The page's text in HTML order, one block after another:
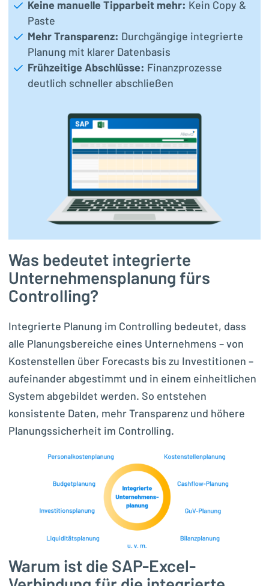
Keine manuelle Tipparbeit mehr: Kein Copy &
Paste
Mehr Transparenz: Durchgängige integrierte
Planung mit klarer Datenbasis
Frühzeitige Abschlüsse: Finanzprozesse
deutlich schneller abschließen
Was bedeutet integrierte
Unternehmensplanung fürs
Controlling?
Integrierte Planung im Controlling bedeutet, dass
alle Planungsbereiche eines Unternehmens – von
Kostenstellen über Forecasts bis zu Investitionen –
aufeinander abgestimmt und in einem einheitlichen
System abgebildet werden. So entstehen
konsistente Daten, mehr Transparenz und höhere
Planungssicherheit im Controlling.
Warum ist die SAP-Excel-